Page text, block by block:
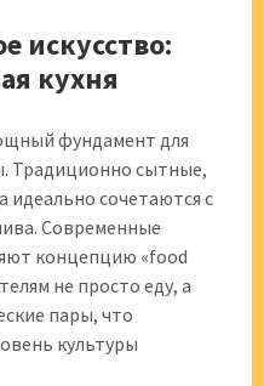
искусство:
кухня
фундамент для
Традиционно сытные,
сочетаются с
Современные
концепцию «food
не просто еду, а
пары, что
культуры